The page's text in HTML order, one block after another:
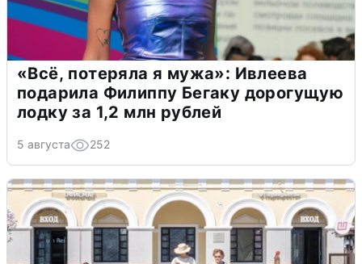
«Всё, потеряла я мужа»: Ивлеева
подарила Филиппу Бегаку дорогущую
лодку за 1,2 млн рублей
5 августа 252